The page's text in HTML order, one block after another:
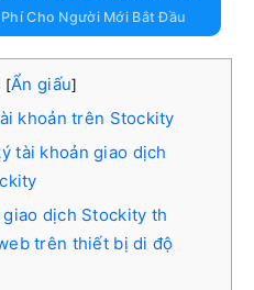
Cho Người Mới Bắt Đầu
[Ẩn giấu]
khoản trên Stockity
tài khoản giao dịch
dịch Stockity th
trên thiết bị di độ